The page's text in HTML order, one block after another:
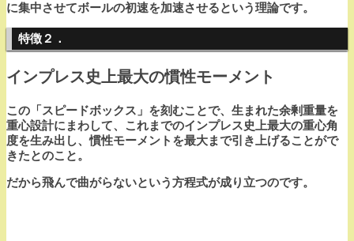
に集中させてボールの初速を加速させるという理論です。
特徴２．
インプレス史上最大の慣性モーメント
この「スピードボックス」を刻むことで、生まれた余剰重量を
重心設計にまわして、これまでのインプレス史上最大の重心角
度を生み出し、慣性モーメントを最大まで引き上げることがで
きたとのこと。
だから飛んで曲がらないという方程式が成り立つのです。